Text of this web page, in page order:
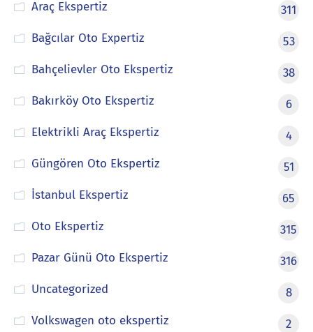
Araç Ekspertiz
311
Bağcılar Oto Expertiz
53
Bahçelievler Oto Ekspertiz
38
Bakırköy Oto Ekspertiz
6
Elektrikli Araç Ekspertiz
4
Güngören Oto Ekspertiz
51
İstanbul Ekspertiz
65
Oto Ekspertiz
315
Pazar Günü Oto Ekspertiz
316
Uncategorized
8
Volkswagen oto ekspertiz
2